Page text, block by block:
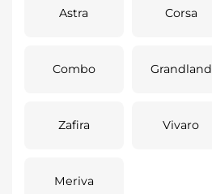
Astra Corsa
Combo Grandland
Zafira Vivaro
Meriva